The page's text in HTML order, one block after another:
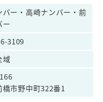
バー・高崎ナンバー・前
ー
3109
域
橋市野中町322番1